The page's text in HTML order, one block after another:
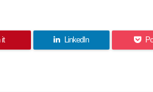
it LinkedIn